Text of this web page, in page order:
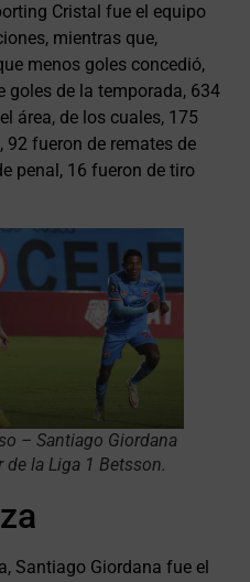
Cristal fue el equipo
mientras que,
menos goles concedió,
goles de la temporada, 634
área, de los cuales, 175
fueron de remates de
penal, 16 fueron de tiro
– Santiago Giordana
la Liga 1 Betsson.
Santiago Giordana fue el